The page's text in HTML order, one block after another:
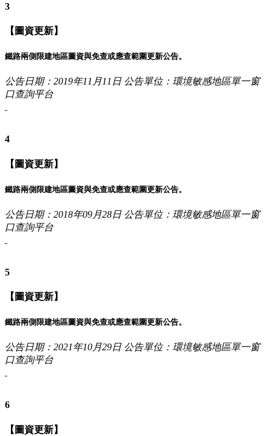
3
【圖資更新】
鐵路兩側限建地區圖資與免查或應查範圍更新公告。
公告日期：2019年11月11日 公告單位：環境敏感地區單一窗
口查詢平台
4
【圖資更新】
鐵路兩側限建地區圖資與免查或應查範圍更新公告。
公告日期：2018年09月28日 公告單位：環境敏感地區單一窗
口查詢平台
5
【圖資更新】
鐵路兩側限建地區圖資與免查或應查範圍更新公告。
公告日期：2021年10月29日 公告單位：環境敏感地區單一窗
口查詢平台
6
【圖資更新】